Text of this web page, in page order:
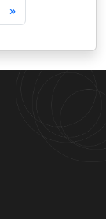
»अ
ग
ला